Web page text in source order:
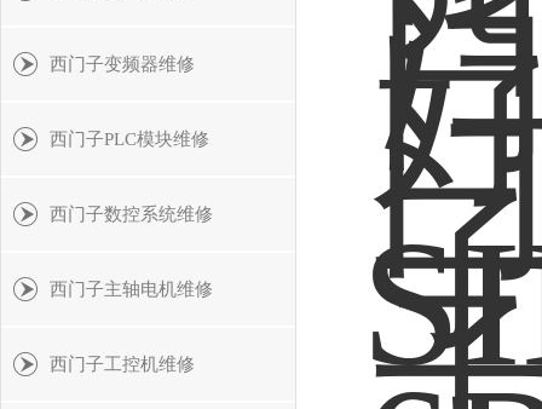
西门子变频器维修
西门子PLC模块维修
西门子数控系统维修
西门子主轴电机维修
西门子工控机维修